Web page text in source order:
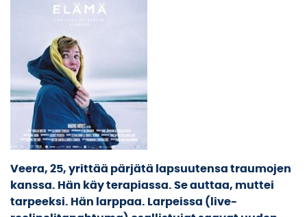
Veera, 25, yrittää pärjätä lapsuutensa traumojen
kanssa. Hän käy terapiassa. Se auttaa, muttei
tarpeeksi. Hän larppaa. Larpeissa (live-